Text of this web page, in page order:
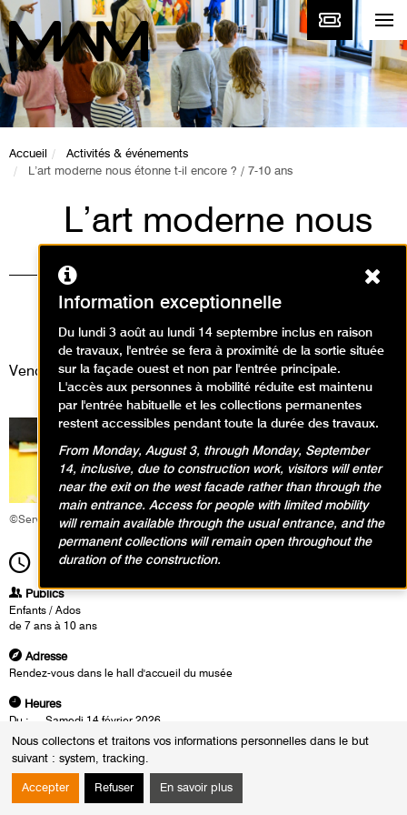
Nous collectons et traitons vos informations personnelles dans le but
suivant : system, tracking.
Accepter Refuser En savoir plus
Accueil
Activités & événements
L’art moderne nous étonne t-il encore ? / 7-10 ans
L’art moderne nous
étonne t-il encore ? /
7-10 ans
Ateliers / Atelier arts plastiques
Vendredi 6 mars 2026
©Service éducatif et culturel
14h20Durée2h00
Publics
Enfants / Ados
de 7 ans à 10 ans
Adresse
Rendez-vous dans le hall d'accueil du musée
Heures
Du :
Samedi 14 février 2026
au :
Vendredi 6 mars 2026
Le :
Vendredi 6 mars 2026 de 14h20 à 16h20
À l'ère du numérique et de l'IA, qu'est-ce qui peut encore nous surprendre
dans un coup de crayon, une tache de couleur ou une matière sculptée
Information exceptionnelle
Du lundi 3 août au lundi 14 septembre inclus en raison
de travaux, l'entrée se fera à proximité de la sortie située
sur la façade ouest et non par l'entrée principale.
L'accès aux personnes à mobilité réduite est maintenu
par l'entrée habituelle et les collections permanentes
restent accessibles pendant toute la durée des travaux.
From Monday, August 3, through Monday, September
14, inclusive, due to construction work, visitors will enter
near the exit on the west facade rather than through the
main entrance. Access for people with limited mobility
will remain available through the usual entrance, and the
permanent collections will remain open throughout the
duration of the construction.